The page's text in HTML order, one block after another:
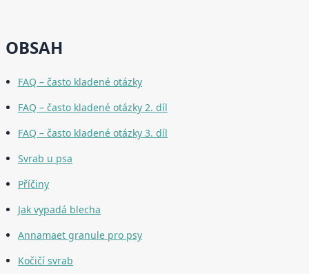
OBSAH
FAQ – často kladené otázky
FAQ – často kladené otázky 2. díl
FAQ – často kladené otázky 3. díl
Svrab u psa
Příčiny
Jak vypadá blecha
Annamaet granule pro psy
Kočičí svrab